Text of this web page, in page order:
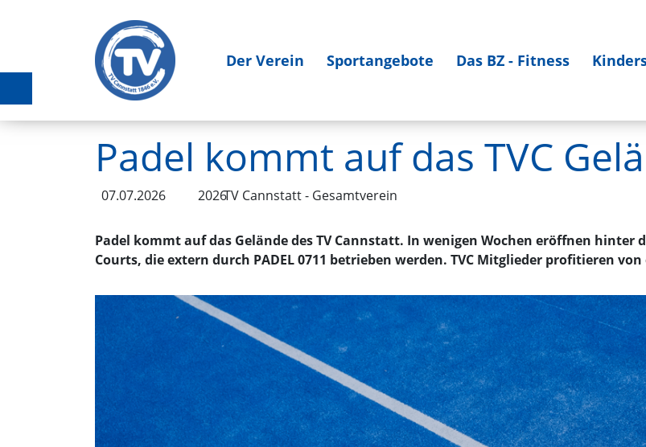
Der Verein Sportangebote Das BZ - Fitness
Padel kommt auf das TVC
07.07.2026 2026TV Cannstatt - Gesamtverein
Padel kommt auf das Gelände des TV Cannstatt. In wenigen Wochen eröffnen hinter
Courts, die extern durch PADEL 0711 betrieben werden. TVC Mitglieder profitieren